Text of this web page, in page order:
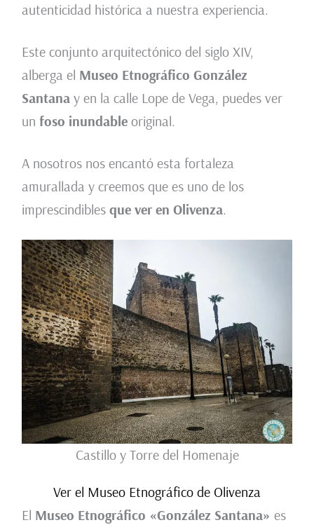
autenticidad histórica a nuestra experiencia.
Este conjunto arquitectónico del siglo XIV,
alberga el Museo Etnográfico González
Santanay en la calle Lope de Vega, puedes ver
un foso inundableoriginal.
A nosotros nos encantó esta fortaleza
amurallada y creemos que es uno de los
imprescindibles que ver en Olivenza.
Castillo y Torre del Homenaje
Ver el Museo Etnográfico de Olivenza
El Museo Etnográfico «González Santana» es